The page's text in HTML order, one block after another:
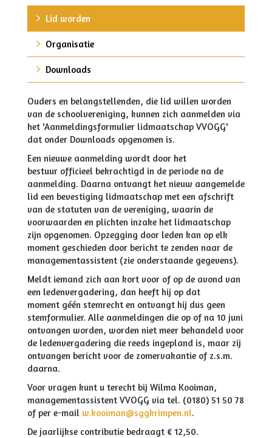
Lid worden
Organisatie
Downloads
Ouders en belangstellenden, die lid willen worden
van de schoolvereniging, kunnen zich aanmelden via
het 'Aanmeldingsformulier lidmaatschap VVOGG'
dat onder Downloads opgenomen is.
Een nieuwe aanmelding wordt door het
bestuur officieel bekrachtigd in de periode na de
aanmelding. Daarna ontvangt het nieuw aangemelde
lid een bevestiging lidmaatschap met een afschrift
van de statuten van de vereniging, waarin de
voorwaarden en plichten inzake het lidmaatschap
zijn opgenomen. Opzegging door leden kan op elk
moment geschieden door bericht te zenden naar de
managementassistent (zie onderstaande gegevens).
Meldt iemand zich aan kort voor of op de avond van
een ledenvergadering, dan heeft hij op dat
moment géén stemrecht en ontvangt hij dus geen
stemformulier. Alle aanmeldingen die op of na 10 juni
ontvangen worden, worden niet meer behandeld voor
de ledenvergadering die reeds ingepland is, maar zij
ontvangen bericht voor de zomervakantie of z.s.m.
daarna.
Voor vragen kunt u terecht bij Wilma Kooiman,
managementassistent VVOGG via tel. (0180) 51 50 78
of per e-mail w.kooiman@sggkrimpen.nl.
De jaarlijkse contributie bedraagt € 12,50.